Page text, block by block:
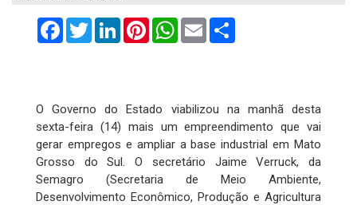
FacebookTwitterLinkedInPinterestWhatsApp
Email
O Governo do Estado viabilizou na manhã desta
sexta-feira (14) mais um empreendimento que vai
gerar empregos e ampliar a base industrial em Mato
Grosso do Sul. O secretário Jaime Verruck, da
Semagro (Secretaria de Meio Ambiente,
Desenvolvimento Econômico, Produção e Agricultura